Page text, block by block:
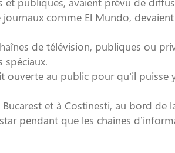
journaux comme El Mundo,
de télévision, publiques ou
ouverte au public pour qu’il puisse
et à Costinesti, au bord de
pendant que les chaînes